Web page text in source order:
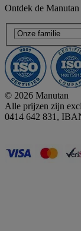
Ontdek de
© 2026 Manutan
Alle prijzen zijn
0414 642 831,